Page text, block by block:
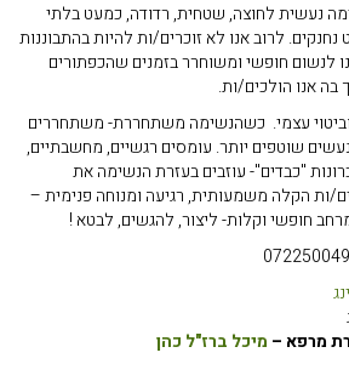
נעשית לחוצה, שטחית, רדודה, כמעט בלתי
לרוב אנו לא זוכרים/ות להיות בהתבוננות
לנשום חופשי ומשוחרר בזמנים שהכפתורים
בה אנו הולכים/ות.
וביטוי עצמי. כשהנשימה משתחררת- משתחררים
שוטפים יותר. עומסים רגשיים, מחשבתיים,
"כבדים"- עוזבים בעזרת הנשימה את
ות הקלה משמעותית, רגיעה ומנוחה פנימית –
חופשי וקלות- ליצור, להגשים, לבטא !
מרפא – מיכל ברז"ל כהן